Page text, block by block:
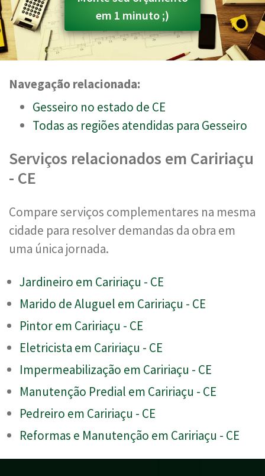
em 1 minuto ;)
Navegação relacionada:
Gesseiro no estado de CE
Todas as regiões atendidas para Gesseiro
Serviços relacionados em Caririaçu
- CE
Compare serviços complementares na mesma
cidade para resolver demandas da obra em
uma única jornada.
Jardineiro em Caririaçu - CE
Marido de Aluguel em Caririaçu - CE
Pintor em Caririaçu - CE
Eletricista em Caririaçu - CE
Impermeabilização em Caririaçu - CE
Manutenção Predial em Caririaçu - CE
Pedreiro em Caririaçu - CE
Reformas e Manutenção em Caririaçu - CE